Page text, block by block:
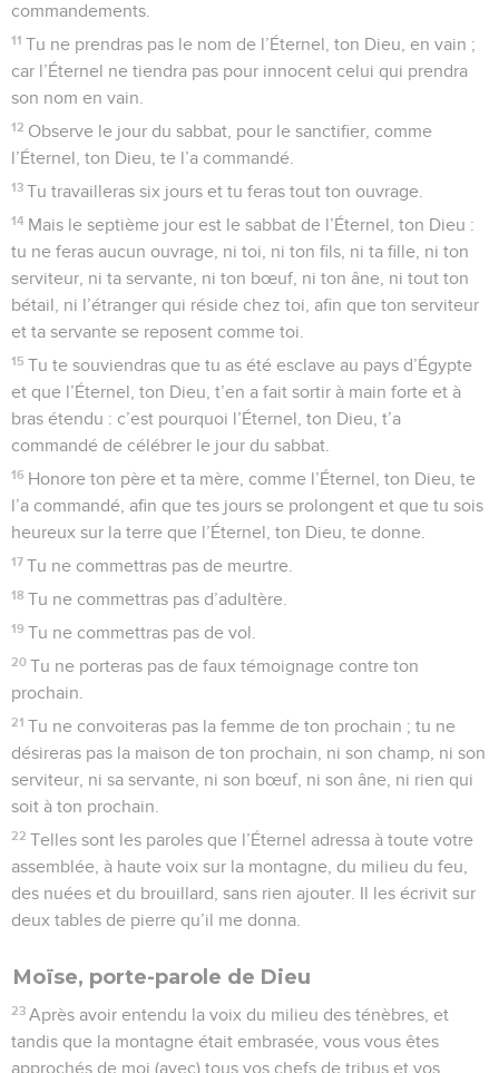
commandements.
11 Tu ne prendras pas le nom de l’Éternel, ton Dieu, en vain ;
car l’Éternel ne tiendra pas pour innocent celui qui prendra
son nom en vain.
12 Observe le jour du sabbat, pour le sanctifier, comme
l’Éternel, ton Dieu, te l’a commandé.
13 Tu travailleras six jours et tu feras tout ton ouvrage.
14 Mais le septième jour est le sabbat de l’Éternel, ton Dieu :
tu ne feras aucun ouvrage, ni toi, ni ton fils, ni ta fille, ni ton
serviteur, ni ta servante, ni ton bœuf, ni ton âne, ni tout ton
bétail, ni l’étranger qui réside chez toi, afin que ton serviteur
et ta servante se reposent comme toi.
15 Tu te souviendras que tu as été esclave au pays d’Égypte
et que l’Éternel, ton Dieu, t’en a fait sortir à main forte et à
bras étendu : c’est pourquoi l’Éternel, ton Dieu, t’a
commandé de célébrer le jour du sabbat.
16 Honore ton père et ta mère, comme l’Éternel, ton Dieu, te
l’a commandé, afin que tes jours se prolongent et que tu sois
heureux sur la terre que l’Éternel, ton Dieu, te donne.
17 Tu ne commettras pas de meurtre.
18 Tu ne commettras pas d’adultère.
19 Tu ne commettras pas de vol.
20 Tu ne porteras pas de faux témoignage contre ton
prochain.
21 Tu ne convoiteras pas la femme de ton prochain ; tu ne
désireras pas la maison de ton prochain, ni son champ, ni son
serviteur, ni sa servante, ni son bœuf, ni son âne, ni rien qui
soit à ton prochain.
22 Telles sont les paroles que l’Éternel adressa à toute votre
assemblée, à haute voix sur la montagne, du milieu du feu,
des nuées et du brouillard, sans rien ajouter. Il les écrivit sur
deux tables de pierre qu’il me donna.
Moïse, porte-parole de Dieu
23 Après avoir entendu la voix du milieu des ténèbres, et
tandis que la montagne était embrasée, vous vous êtes
approchés de moi (avec) tous vos chefs de tribus et vos